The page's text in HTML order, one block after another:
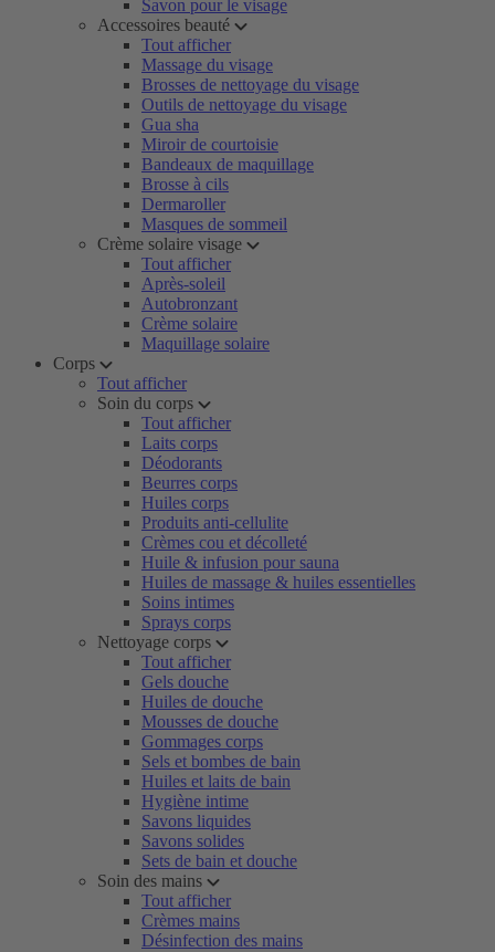
Savon pour le visage
Accessoires beauté
Tout afficher
Massage du visage
Brosses de nettoyage du visage
Outils de nettoyage du visage
Gua sha
Miroir de courtoisie
Bandeaux de maquillage
Brosse à cils
Dermaroller
Masques de sommeil
Crème solaire visage
Tout afficher
Après-soleil
Autobronzant
Crème solaire
Maquillage solaire
Corps
Tout afficher
Soin du corps
Tout afficher
Laits corps
Déodorants
Beurres corps
Huiles corps
Produits anti-cellulite
Crèmes cou et décolleté
Huile & infusion pour sauna
Huiles de massage & huiles essentielles
Soins intimes
Sprays corps
Nettoyage corps
Tout afficher
Gels douche
Huiles de douche
Mousses de douche
Gommages corps
Sels et bombes de bain
Huiles et laits de bain
Hygiène intime
Savons liquides
Savons solides
Sets de bain et douche
Soin des mains
Tout afficher
Crèmes mains
Désinfection des mains